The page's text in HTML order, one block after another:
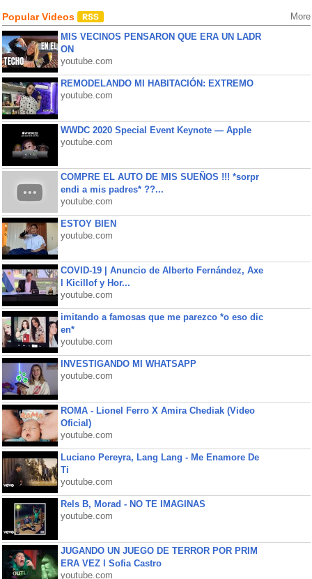
Popular Videos More
MIS VECINOS PENSARON QUE ERA UN LADR
ON
youtube.com
REMODELANDO MI HABITACIÓN: EXTREMO
youtube.com
WWDC 2020 Special Event Keynote — Apple
youtube.com
COMPRE EL AUTO DE MIS SUEÑOS !!! *sorpr
endi a mis padres* ??...
youtube.com
ESTOY BIEN
youtube.com
COVID-19 | Anuncio de Alberto Fernández, Axe
l Kicillof y Hor...
youtube.com
imitando a famosas que me parezco *o eso dic
en*
youtube.com
INVESTIGANDO MI WHATSAPP
youtube.com
ROMA - Lionel Ferro X Amira Chediak (Video
Oficial)
youtube.com
Luciano Pereyra, Lang Lang - Me Enamore De
Ti
youtube.com
Rels B, Morad - NO TE IMAGINAS
youtube.com
JUGANDO UN JUEGO DE TERROR POR PRIM
ERA VEZ l Sofia Castro
youtube.com